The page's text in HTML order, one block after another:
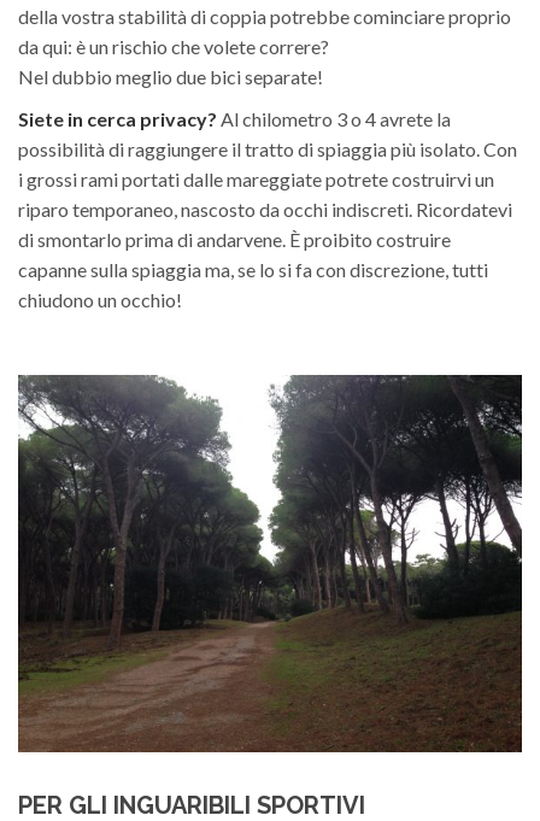
della vostra stabilità di coppia potrebbe cominciare proprio
da qui: è un rischio che volete correre?
Nel dubbio meglio due bici separate!
Siete in cerca privacy? Al chilometro 3 o 4 avrete la
possibilità di raggiungere il tratto di spiaggia più isolato. Con
i grossi rami portati dalle mareggiate potrete costruirvi un
riparo temporaneo, nascosto da occhi indiscreti. Ricordatevi
di smontarlo prima di andarvene. È proibito costruire
capanne sulla spiaggia ma, se lo si fa con discrezione, tutti
chiudono un occhio!
PER GLI INGUARIBILI SPORTIVI